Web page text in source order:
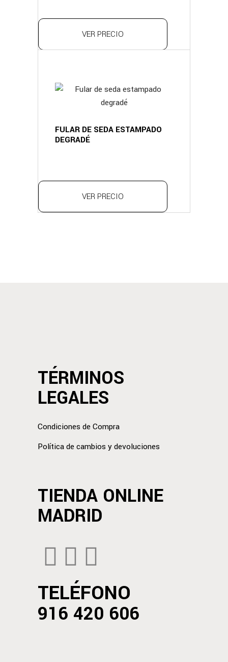
VER PRECIO
FULAR DE SEDA ESTAMPADO
DEGRADÉ
VER PRECIO
TÉRMINOS
LEGALES
Condiciones de Compra
Política de cambios y devoluciones
TIENDA ONLINE
MADRID
TELÉFONO
916 420 606